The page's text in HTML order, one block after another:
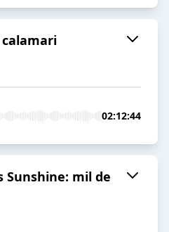
02:12:44
Sunshine: mil de